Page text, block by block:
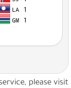
please visit